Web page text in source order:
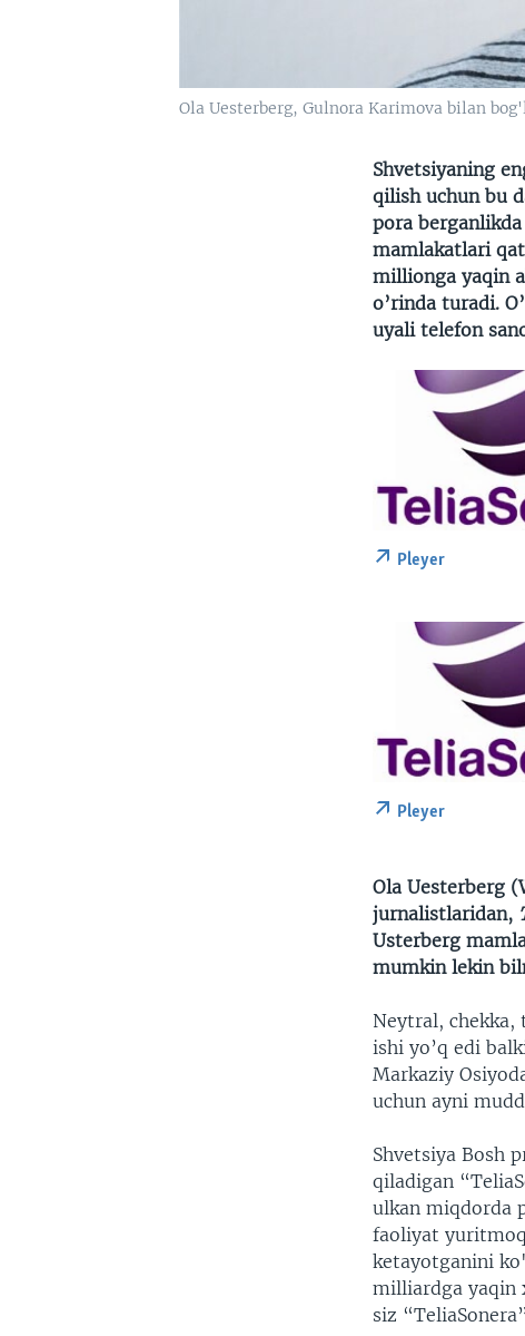
Ola Uesterberg, Gulnora Karimova bilan
Shvetsiyaning
qilish uchun bu
pora
mamlakatlari
millionga yaqin
o’rinda turadi.
uyali telefon
Pleyer
Pleyer
Ola Uesterberg
jurnalistlaridan,
Usterberg
mumkin lekin
Neytral, chekka,
ishi yo’q edi
Markaziy
uchun ayni
Shvetsiya Bosh
qiladigan
ulkan miqdorda
faoliyat
ketayotganini
milliardga yaqin
siz